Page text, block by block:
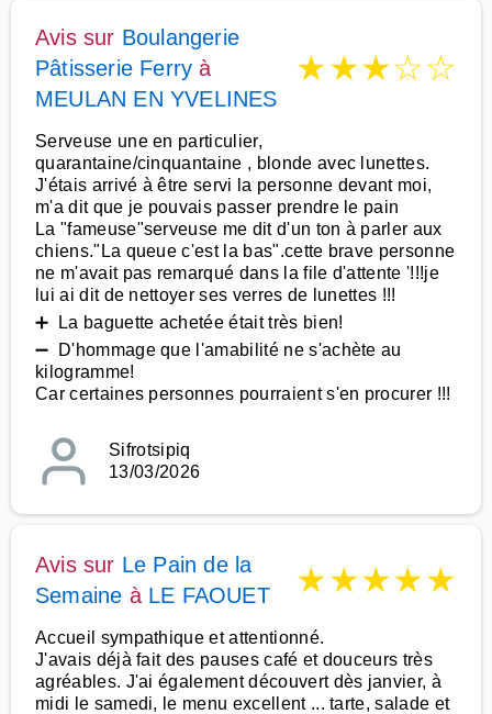
Avis sur Boulangerie
Pâtisserie Ferry à
MEULAN EN YVELINES
★★★☆☆
Serveuse une en particulier,
quarantaine/cinquantaine , blonde avec lunettes.
J'étais arrivé à être servi la personne devant moi,
m'a dit que je pouvais passer prendre le pain
La "fameuse"serveuse me dit d'un ton à parler aux
chiens."La queue c'est la bas".cette brave personne
ne m'avait pas remarqué dans la file d'attente '!!!je
lui ai dit de nettoyer ses verres de lunettes !!!
➕ La baguette achetée était très bien!
➖ D'hommage que l'amabilité ne s'achète au
kilogramme!
Car certaines personnes pourraient s'en procurer !!!
Sifrotsipiq
13/03/2026
Avis sur Le Pain de la
Semaine à LE FAOUET ★★★★★
Accueil sympathique et attentionné.
J'avais déjà fait des pauses café et douceurs très
agréables. J'ai également découvert dès janvier, à
midi le samedi, le menu excellent ... tarte, salade et